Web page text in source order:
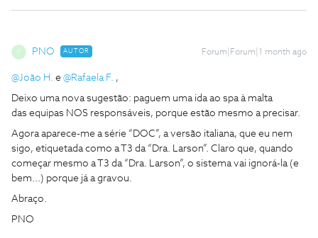
PNO AUTOR Forum|Forum|1 month ago
@João H. e ​ @Rafaela F. ,
Deixo uma nova sugestão: paguem uma ida ao spa à malta
das equipas NOS responsáveis, porque estão mesmo a precisar.
Agora aparece-me a série “DOC”, a versão italiana, que eu nem
sigo, etiquetada como a T3 da “Dra. Larson”. Claro que, quando
começar mesmo a T3 da “Dra. Larson”, o sistema vai ignorá-la (e
bem...) porque já a gravou.
Abraço.
PNO